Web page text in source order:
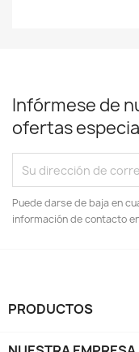
Infórmese de
ofertas
Puede darse de baja en
información de contacto
PRODUCTOS